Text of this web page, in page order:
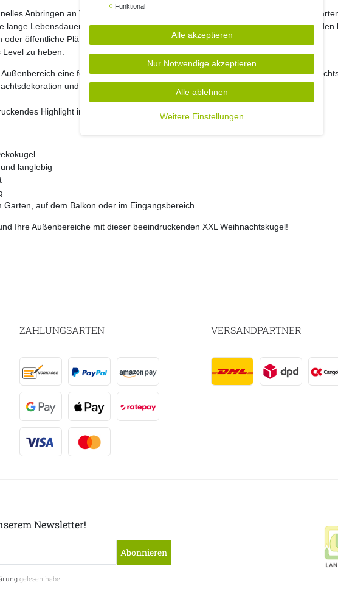
Anbringen an Tannenbäumen, Geländern oder als dekoratives Element im
lange Lebensdauer, sodass Sie diese Weihnachtskugel jedes Jahr wieder verwenden
öffentliche Plätze – diese XXL Weihnachtskugel ist die ideale Wahl,
zu heben.
eine festliche und einladende Atmosphäre mit dieser riesigen
und sorgt für bewundernde Blicke bei Ihren Gästen und Passanten.
Highlight in Ihrer Weihnachtsdekoration!
langlebig
auf dem Balkon oder im Eingangsbereich
Ihre Außenbereiche mit dieser beeindruckenden XXL Weihnachtskugel!
ZAHLUNGSARTEN VERSANDPARTNER
Newsletter!
Abonnieren
gelesen habe.
Funktional
Alle akzeptieren
Nur Notwendige akzeptieren
Alle ablehnen
Weitere Einstellungen